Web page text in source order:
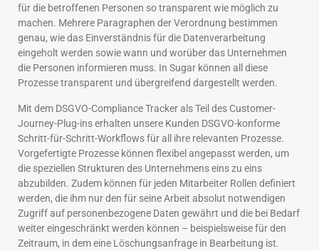
für die betroffenen Personen so transparent wie möglich zu
machen. Mehrere Paragraphen der Verordnung bestimmen
genau, wie das Einverständnis für die Datenverarbeitung
eingeholt werden sowie wann und worüber das Unternehmen
die Personen informieren muss. In Sugar können all diese
Prozesse transparent und übergreifend dargestellt werden.
Mit dem DSGVO-Compliance Tracker als Teil des Customer-
Journey-Plug-ins erhalten unsere Kunden DSGVO-konforme
Schritt-für-Schritt-Workflows für all ihre relevanten Prozesse.
Vorgefertigte Prozesse können flexibel angepasst werden, um
die speziellen Strukturen des Unternehmens eins zu eins
abzubilden. Zudem können für jeden Mitarbeiter Rollen definiert
werden, die ihm nur den für seine Arbeit absolut notwendigen
Zugriff auf personenbezogene Daten gewährt und die bei Bedarf
weiter eingeschränkt werden können – beispielsweise für den
Zeitraum, in dem eine Löschungsanfrage in Bearbeitung ist.